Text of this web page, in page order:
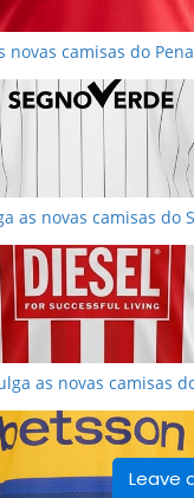
Leave
novas camisas do
as novas camisas do
as novas camisas